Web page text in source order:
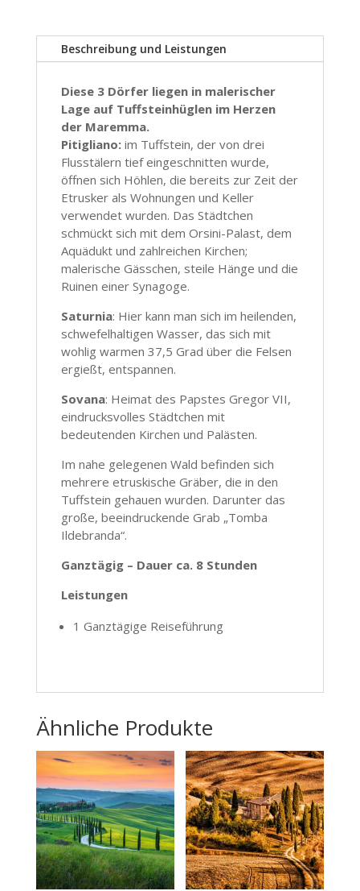
Beschreibung und Leistungen
Diese 3 Dörfer liegen in malerischer
Lage auf Tuffsteinhüglen im Herzen
der Maremma.
Pitigliano:im Tuffstein, der von drei
Flusstälern tief eingeschnitten wurde,
öffnen sich Höhlen, die bereits zur Zeit der
Etrusker als Wohnungen und Keller
verwendet wurden. Das Städtchen
schmückt sich mit dem Orsini-Palast, dem
Aquädukt und zahlreichen Kirchen;
malerische Gässchen, steile Hänge und die
Ruinen einer Synagoge.
Saturnia: Hier kann man sich im heilenden,
schwefelhaltigen Wasser, das sich mit
wohlig warmen 37,5 Grad über die Felsen
ergießt, entspannen.
Sovana: Heimat des Papstes Gregor VII,
eindrucksvolles Städtchen mit
bedeutenden Kirchen und Palästen.
Im nahe gelegenen Wald befinden sich
mehrere etruskische Gräber, die in den
Tuffstein gehauen wurden. Darunter das
große, beeindruckende Grab „Tomba
Ildebranda“.
Ganztägig – Dauer ca. 8 Stunden
Leistungen
1 Ganztägige Reiseführung
Ähnliche Produkte